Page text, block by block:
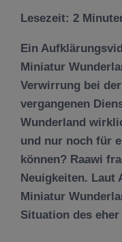
Lesezeit: 2
Ein
Miniatur
Verwirrung bei
vergangenen
Wunderland
und nur noch für
können? Raawi
Neuigkeiten. Laut
Miniatur
Situation des